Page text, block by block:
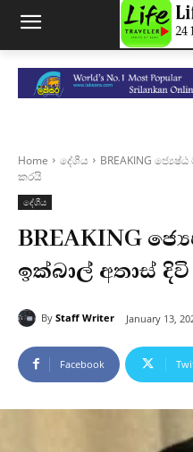
Home දේශීය
BREAKING
කරයි
දේශීය
BREAKING
ඉක්බාල් අතාස්
By Staff Writer January 13,
Facebook